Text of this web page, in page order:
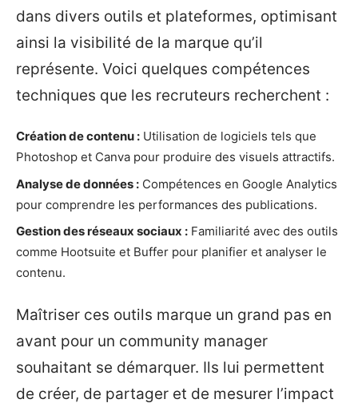
dans divers outils et plateformes, optimisant
ainsi la visibilité de la marque qu’il
représente. Voici quelques compétences
techniques que les recruteurs recherchent :
Création de contenu : Utilisation de logiciels tels que
Photoshop et Canva pour produire des visuels attractifs.
Analyse de données : Compétences en Google Analytics
pour comprendre les performances des publications.
Gestion des réseaux sociaux : Familiarité avec des outils
comme Hootsuite et Buffer pour planifier et analyser le
contenu.
Maîtriser ces outils marque un grand pas en
avant pour un community manager
souhaitant se démarquer. Ils lui permettent
de créer, de partager et de mesurer l’impact